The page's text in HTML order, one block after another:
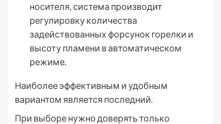
носителя, система производит
регулировку количества
задействованных форсунок горелки и
высоту пламени в автоматическом
режиме.
Наиболее эффективным и удобным
вариантом является последний.
При выборе нужно доверять только